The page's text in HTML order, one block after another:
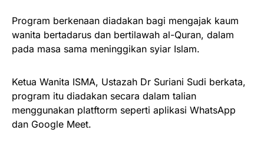
Program berkenaan diadakan bagi mengajak kaum
wanita bertadarus dan bertilawah al-Quran, dalam
pada masa sama meninggikan syiar Islam.
Ketua Wanita ISMA, Ustazah Dr Suriani Sudi berkata,
program itu diadakan secara dalam talian
menggunakan platftorm seperti aplikasi WhatsApp
dan Google Meet.